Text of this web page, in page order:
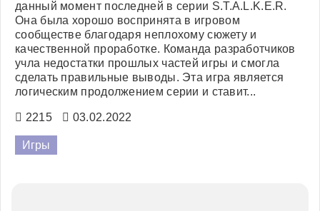
Подборка популярных модификаций для
игры Сталкер: Зов Припяти, в которые
обязательно нужно поиграть всем
фанатам серии
Игра Зов Припяти является третьей по счету и на
данный момент последней в серии S.T.A.L.K.E.R.
Она была хорошо воспринята в игровом
сообществе благодаря неплохому сюжету и
учла недостатки прошлых частей игры и смогла
сделать правильные выводы. Эта игра является